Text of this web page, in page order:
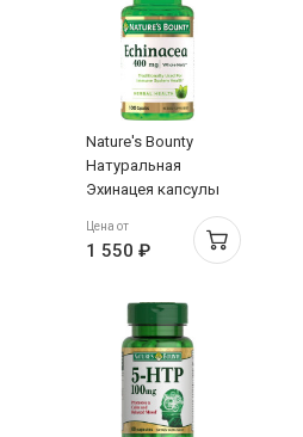
Nature's Bounty
Натуральная
Эхинацея капсулы
Цена от
1 550 ₽